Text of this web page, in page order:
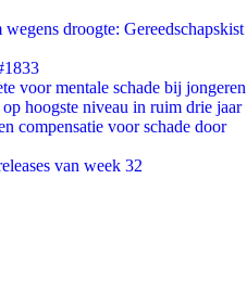
wegens droogte: Gereedschapskist
voor mentale schade bij jongeren
hoogste niveau in ruim drie jaar
compensatie voor schade door
van week 32